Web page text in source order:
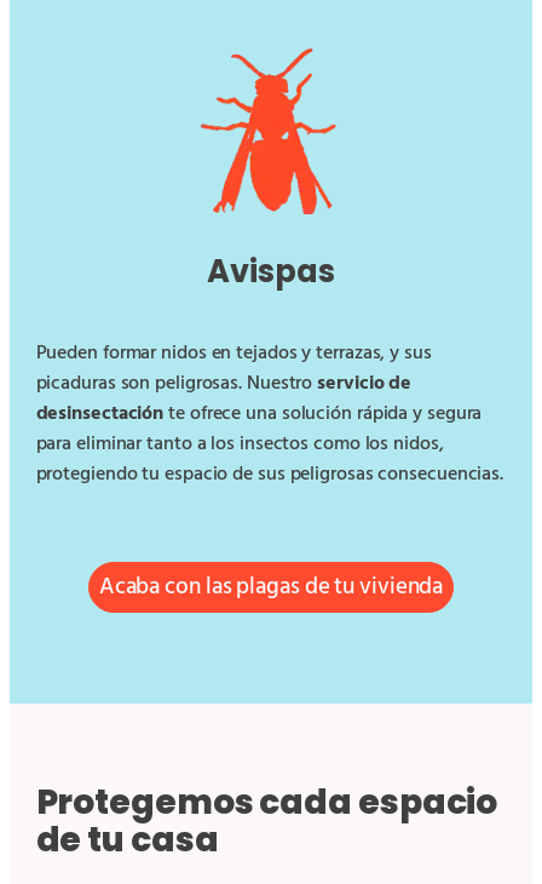
Avispas
Pueden formar nidos en tejados y terrazas, y sus
picaduras son peligrosas. Nuestroservicio de
desinsectaciónte ofrece una solución rápida y segura
para eliminar tanto a los insectos como los nidos,
protegiendo tu espacio de sus peligrosas consecuencias.
Acaba con las plagas de tu vivienda
Protegemos cada espacio
de tu casa